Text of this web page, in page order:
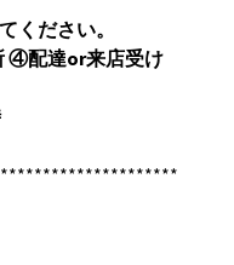
ください。
④配達or来店受け